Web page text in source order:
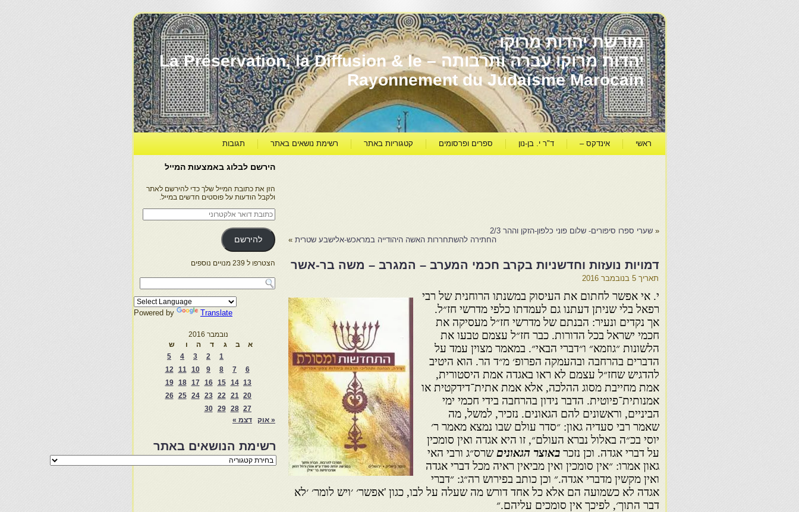
מורשת יהדות מרוקו
יהדות מרוקו עברה ותרבותה – La Préservation, la Diffusion & le
Rayonnement du Judaïsme Marocain
ראשי אינדקס – ד"ר י. בן-נון ספרים ופרסומים קטגוריות באתר רשימת נושאים באתר תגובות
« שערי ספרו סיפורים- שלום פוני כלפון-הזקן וההר 2/3
החתירה להשתחררות האשה היהודייה במראכש-אלישבע שטרית »
דמויות נועזות וחדשניות בקרב חכמי המערב – המגרב – משה בר-אשר
תאריך 5 בנובמבר 2016
י. אי אפשר לחתום את העיסוק במשנתו הרוחנית של רבי
רפאל בלי שניתן דעתנו גם לעמדתו כלפי מדרשי חז״ל.
אך נקדים ונעיר: הבנתם של מדרשי חז״ל מעסיקה את
חכמי ישראל בכל הדורות. כבר חז״ל עצמם טבעו את
הלשונות ״גוזמא״ ו״דברי הבאי״. במאמר מצוין עמד על
הדברים בהרחבה ובהעמקה הפרופ׳ מ״ד הר. הוא היטיב
להדגיש שחז״ל עצמם לא ראו באגדה אמת היסטורית,
אמת מחייבת מסוג ההלכה, אלא אמת אתית־דידקטית או
אמנותית־פיוטית. הדבר נידון בהרחבה בידי חכמי ימי
הביניים, וראשונים להם הגאונים. נזכיר, למשל, מה
שאמר רבי סעדיה גאון: ״סדר עולם שבו נמצא מאמר ר׳
יוסי בכ״ה באלול נברא העולם״, זו היא אגדה ואין סומכין
על דברי אגדה. וכן נזכר באוצר הגאוניםשרס״ג ורבי האי
גאון אמרו: ״אין סומכין ואין מביאין ראיה מכל דברי אגדה
ואין מקשין מדברי אגדה.״ וכן כותב בפירוש רה״ג: ״דברי
אגדה לא כשמועה הם אלא כל אחד דורש מה שעלה על לבו, כגון 'אפשר׳ ׳ויש לומר׳ ׳לא
דבר התוך׳, לפיכך אין סומכים עליהם.״
הירשם לבלוג באמצעות המייל
הזן את כתובת המייל שלך כדי להירשם לאתר
ולקבל הודעות על פוסטים חדשים במייל.
כתובת
דואר
אלקטרוני
להירשם
הצטרפו ל 239 מנויים נוספים
Powered by Translate
נובמבר 2016
א
ב ג ד ה ו
ש
1
2
3
4
5
6
7
8
9
10
11
12
13
14
15
16
17
18
19
20
21
22
23
24
25
26
27
28
29
30
« אוק
דצמ »
רשימת הנושאים באתר
רשימת
הנושאים